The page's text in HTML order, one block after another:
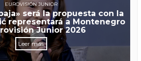
EUROVISIÓN JUNIOR
será la propuesta con la
representará a Montenegro
Junior 2026
Leer más